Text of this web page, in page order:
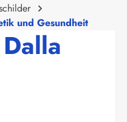
und Gesundheit